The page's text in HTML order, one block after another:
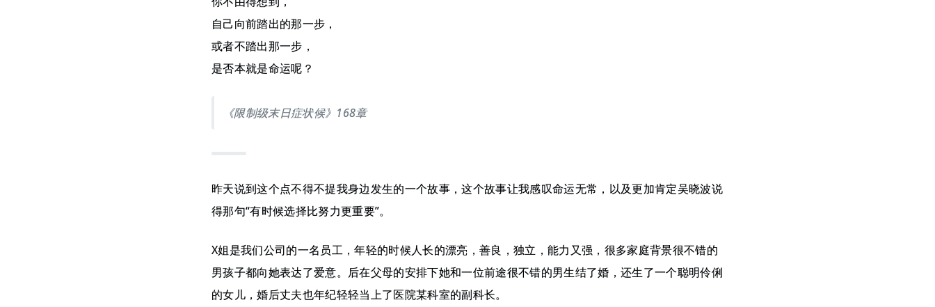
自己向前踏出的那一步，
或者不踏出那一步，
是否本就是命运呢？
《限制级末日症状候》168章
昨天说到这个点不得不提我身边发生的一个故事，这个故事让我感叹命运无常，以及更加肯定吴晓波说
得那句“有时候选择比努力更重要”。
X姐是我们公司的一名员工，年轻的时候人长的漂亮，善良，独立，能力又强，很多家庭背景很不错的
男孩子都向她表达了爱意。后在父母的安排下她和一位前途很不错的男生结了婚，还生了一个聪明伶俐
的女儿，婚后丈夫也年纪轻轻当上了医院某科室的副科长。